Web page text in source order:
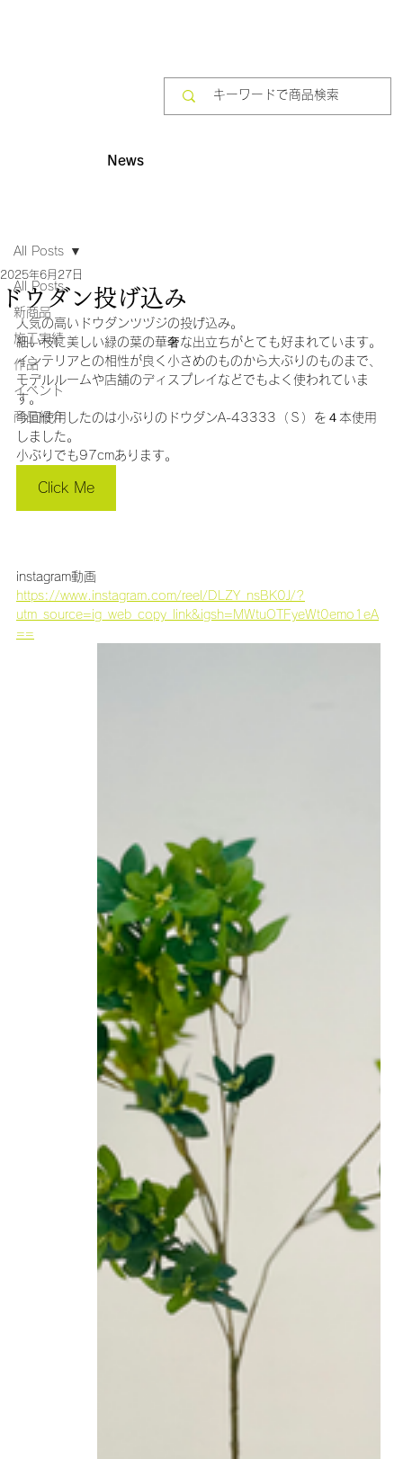
News
All Posts
新商品
施工実績
作品
イベント
商品紹介
All Posts
ドウダン投げ込み
2025年6月27日
人気の高いドウダンツヅジの投げ込み。
細い枝に美しい緑の葉の華奢な出立ちがとても好まれています。
インテリアとの相性が良く小さめのものから大ぶりのものまで、
モデルルームや店舗のディスプレイなどでもよく使われていま
す。
今回使用したのは小ぶりのドウダンA-43333（Ｓ） を４本使用
しました。
小ぶりでも97cmあります。
Click Me
instagram動画
https://www.instagram.com/reel/DLZY_nsBK0J/?
utm_source=ig_web_copy_link&igsh=MWtuOTFyeWt0emo1eA
==